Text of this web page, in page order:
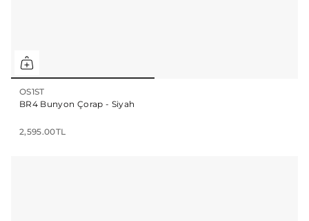
OS1ST
BR4 Bunyon Çorap - Siyah
2,595.00TL